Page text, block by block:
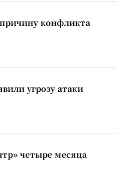
конфликта
угрозу атаки
четыре месяца